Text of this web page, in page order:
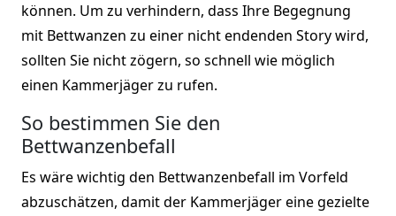
können. Um zu verhindern, dass Ihre Begegnung
mit Bettwanzen zu einer nicht endenden Story wird,
sollten Sie nicht zögern, so schnell wie möglich
einen Kammerjäger zu rufen.
So bestimmen Sie den
Bettwanzenbefall
Es wäre wichtig den Bettwanzenbefall im Vorfeld
abzuschätzen, damit der Kammerjäger eine gezielte